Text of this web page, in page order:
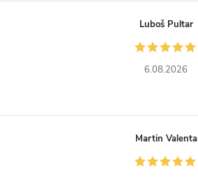
Luboš Pultar
6.08.2026
Martin Valenta